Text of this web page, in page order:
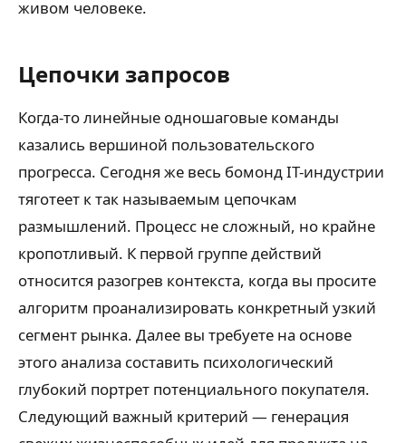
живом человеке.
Цепочки запросов
Когда-то линейные одношаговые команды
казались вершиной пользовательского
прогресса. Сегодня же весь бомонд IT-индустрии
тяготеет к так называемым цепочкам
размышлений. Процесс не сложный, но крайне
кропотливый. К первой группе действий
относится разогрев контекста, когда вы просите
алгоритм проанализировать конкретный узкий
сегмент рынка. Далее вы требуете на основе
этого анализа составить психологический
глубокий портрет потенциального покупателя.
Следующий важный критерий — генерация